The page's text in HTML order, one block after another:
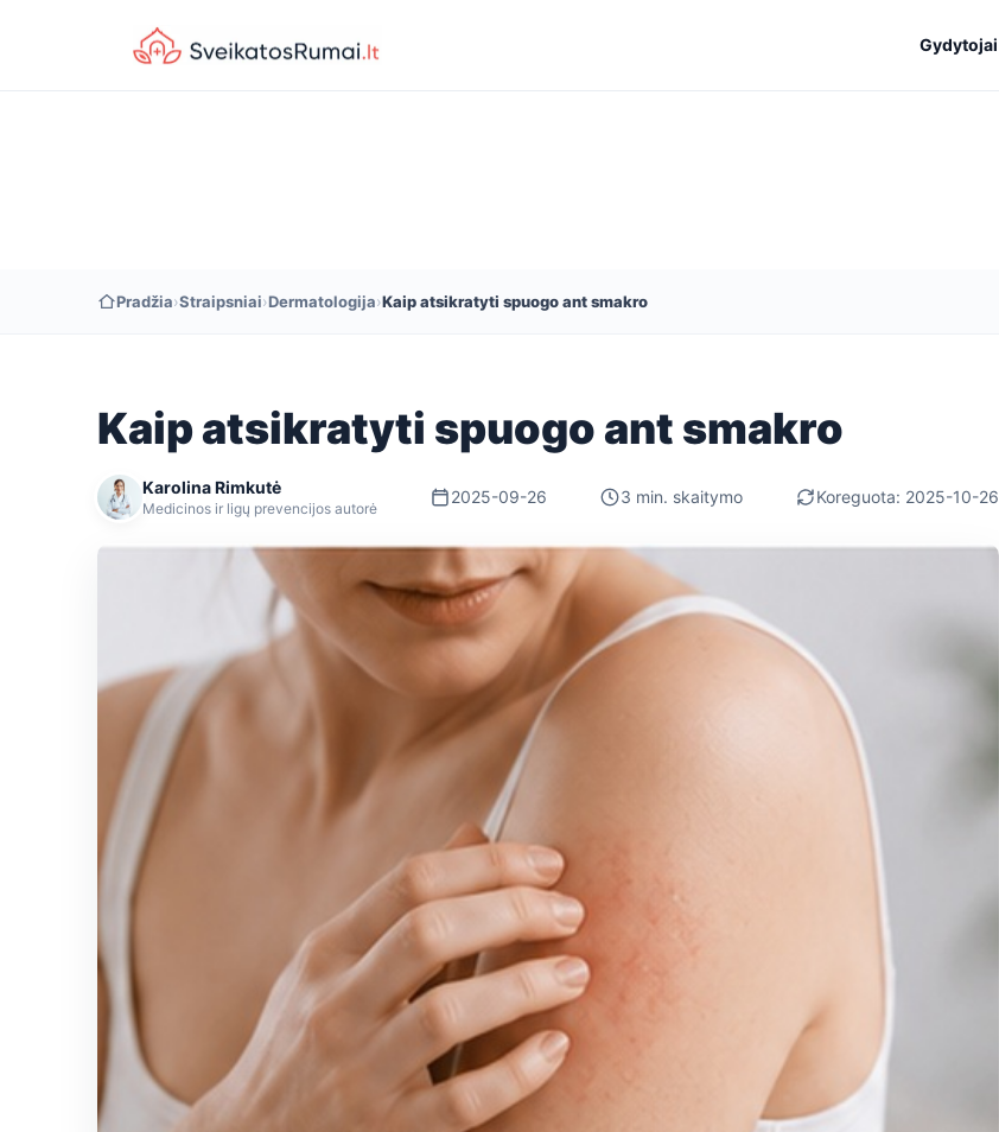
Gydytojai
Pradžia›Straipsniai›Dermatologija›Kaip atsikratyti spuogo ant smakro
Kaip atsikratyti spuogo ant smakro
Karolina Rimkutė
Medicinos ir ligų prevencijos autorė
2025-09-26 3 min. skaitymo Koreguota: 2025-10-26